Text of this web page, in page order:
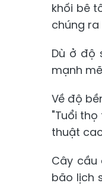
khối bê
chúng ra
Dù ở độ
mạnh
Về độ
"Tuổi
thuật
Cây cầu
bão lịch